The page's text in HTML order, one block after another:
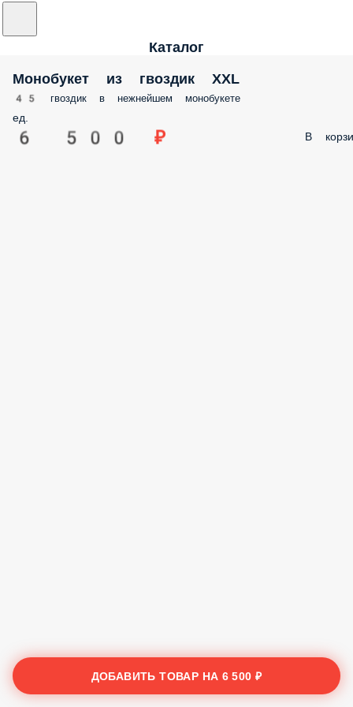
Каталог
Монобукет из гвоздик XXL
45 гвоздик в нежнейшем монобукете
ед.
6 500 ₽ В
ДОБАВИТЬ ТОВАР НА 6 500 ₽